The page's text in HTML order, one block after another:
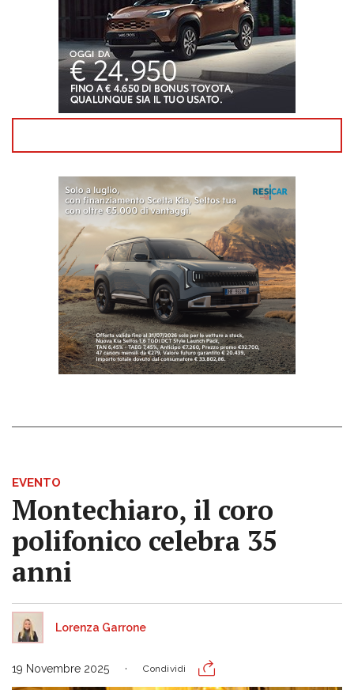
EVENTO
Montechiaro, il coro
polifonico celebra 35
anni
Lorenza Garrone
19 Novembre 2025 Condividi